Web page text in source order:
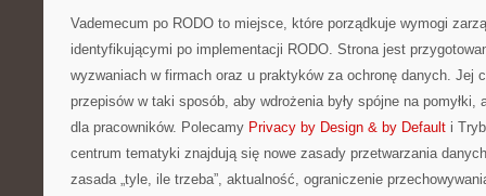
Vademecum po RODO to miejsce, które porządkuje wymogi
identyfikującymi po implementacji RODO. Strona jest
wyzwaniach w firmach oraz u praktyków za ochronę danych. Jej
przepisów w taki sposób, aby wdrożenia były spójne na pomyłki,
dla pracowników. Polecamy Privacy by Design & by Default i
centrum tematyki znajdują się nowe zasady przetwarzania
zasada „tyle, ile trzeba”, aktualność, ograniczenie